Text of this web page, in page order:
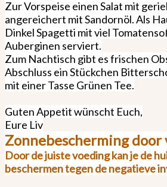
Zur Vorspeise einen Salat mit
angereichert mit Sandornöl. Als
Dinkel Spagetti mit viel
Auberginen serviert.
Zum Nachtisch gibt es frischen
Abschluss ein Stückchen
mit einer Tasse Grünen Tee.
Guten Appetit wünscht Euch,
Eure Liv
Zonnebescherming door
Door de juiste voeding kan je de
beschermen tegen de negatieve